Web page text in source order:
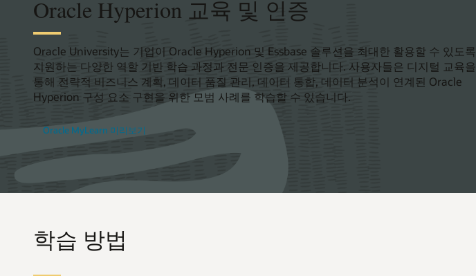
Oracle Hyperion 교육 및 인증
Oracle University는 기업이 Oracle Hyperion 및 Essbase 솔루션을 최대한 활용할 수 있도록
지원하는 다양한 역할 기반 학습 과정과 전문 인증을 제공합니다. 사용자들은 디지털 교육을
통해 전략적 비즈니스 계획, 데이터 품질 관리, 데이터 통합, 데이터 분석이 연계된 Oracle
Hyperion 구성 요소 구현을 위한 모범 사례를 학습할 수 있습니다.
Oracle MyLearn 미리보기
학습 방법